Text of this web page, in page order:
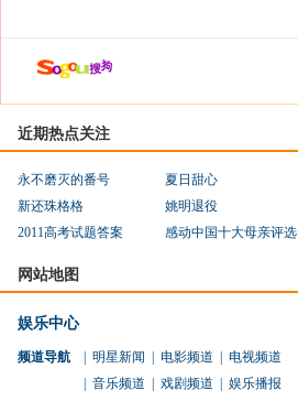
近期热点关注
永不磨灭的番号 夏日甜心
新还珠格格
姚明退役
2011高考试题答案
感动中国十大母亲评选
网站地图
娱乐中心
频道导航 明星新闻 电影频道
电视频道
音乐频道 戏剧频道
娱乐播报